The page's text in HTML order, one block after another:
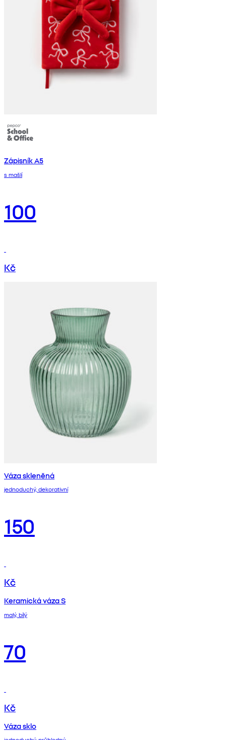
Zápisník A5
s mašlí
100
Kč
Váza skleněná
jednoduchý, dekorativní
150
Kč
Keramická váza S
malý, bílý
70
Kč
Váza sklo